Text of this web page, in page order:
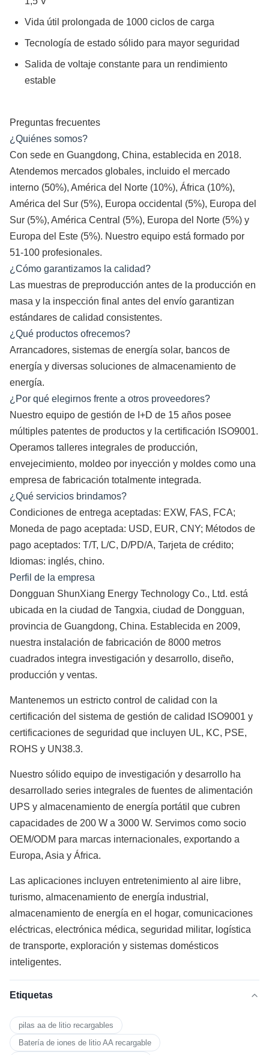
Vida útil prolongada de 1000 ciclos de carga
Tecnología de estado sólido para mayor seguridad
Salida de voltaje constante para un rendimiento
estable
Preguntas frecuentes
¿Quiénes somos?
Con sede en Guangdong, China, establecida en 2018.
Atendemos mercados globales, incluido el mercado
interno (50%), América del Norte (10%), África (10%),
América del Sur (5%), Europa occidental (5%), Europa del
Sur (5%), América Central (5%), Europa del Norte (5%) y
Europa del Este (5%). Nuestro equipo está formado por
51-100 profesionales.
¿Cómo garantizamos la calidad?
Las muestras de preproducción antes de la producción en
masa y la inspección final antes del envío garantizan
estándares de calidad consistentes.
¿Qué productos ofrecemos?
Arrancadores, sistemas de energía solar, bancos de
energía y diversas soluciones de almacenamiento de
energía.
¿Por qué elegirnos frente a otros proveedores?
Nuestro equipo de gestión de I+D de 15 años posee
múltiples patentes de productos y la certificación ISO9001.
Operamos talleres integrales de producción,
envejecimiento, moldeo por inyección y moldes como una
empresa de fabricación totalmente integrada.
¿Qué servicios brindamos?
Condiciones de entrega aceptadas: EXW, FAS, FCA;
Moneda de pago aceptada: USD, EUR, CNY; Métodos de
pago aceptados: T/T, L/C, D/PD/A, Tarjeta de crédito;
Idiomas: inglés, chino.
Perfil de la empresa
Dongguan ShunXiang Energy Technology Co., Ltd. está
ubicada en la ciudad de Tangxia, ciudad de Dongguan,
provincia de Guangdong, China. Establecida en 2009,
nuestra instalación de fabricación de 8000 metros
cuadrados integra investigación y desarrollo, diseño,
producción y ventas.
Mantenemos un estricto control de calidad con la
certificación del sistema de gestión de calidad ISO9001 y
certificaciones de seguridad que incluyen UL, KC, PSE,
ROHS y UN38.3.
Nuestro sólido equipo de investigación y desarrollo ha
desarrollado series integrales de fuentes de alimentación
UPS y almacenamiento de energía portátil que cubren
capacidades de 200 W a 3000 W. Servimos como socio
OEM/ODM para marcas internacionales, exportando a
Europa, Asia y África.
Las aplicaciones incluyen entretenimiento al aire libre,
turismo, almacenamiento de energía industrial,
almacenamiento de energía en el hogar, comunicaciones
eléctricas, electrónica médica, seguridad militar, logística
de transporte, exploración y sistemas domésticos
inteligentes.
Etiquetas
pilas aa de litio recargables
Batería de iones de litio AA recargable